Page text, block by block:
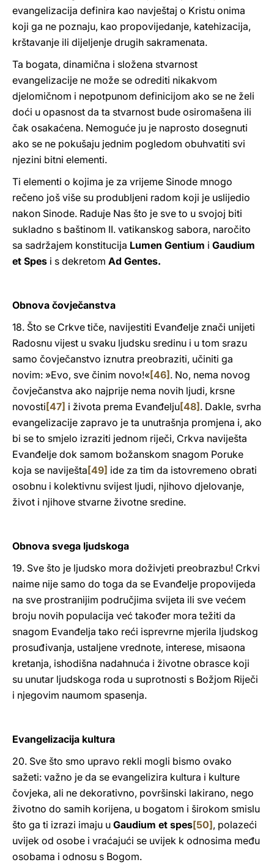
evangelizacija definira kao navještaj o Kristu onima
koji ga ne poznaju, kao propovijedanje, katehizacija,
krštavanje ili dijeljenje drugih sakramenata.
Ta bogata, dinamična i složena stvarnost
evangelizacije ne može se odrediti nikakvom
djelomičnom i nepotpunom definicijom ako se ne želi
doći u opasnost da ta stvarnost bude osiromašena ili
čak osakaćena. Nemoguće ju je naprosto dosegnuti
ako se ne pokušaju jednim pogledom obuhvatiti svi
njezini bitni elementi.
Ti elementi o kojima je za vrijeme Sinode mnogo
rečeno još više su produbljeni radom koji je uslijedio
nakon Sinode. Raduje Nas što je sve to u svojoj biti
sukladno s baštinom II. vatikanskog sabora, naročito
sa sadržajem konstitucija Lumen Gentium i Gaudium
et Spes i s dekretom Ad Gentes.
Obnova čovječanstva
18. Što se Crkve tiče, navijestiti Evanđelje znači unijeti
Radosnu vijest u svaku ljudsku sredinu i u tom srazu
samo čovječanstvo iznutra preobraziti, učiniti ga
novim: »Evo, sve činim novo!«[46] . No, nema novog
čovječanstva ako najprije nema novih ljudi, krsne
novosti [47] i života prema Evanđelju[48] . Dakle, svrha
evangelizacije zapravo je ta unutrašnja promjena i, ako
bi se to smjelo izraziti jednom riječi, Crkva naviješta
Evanđelje dok samom božanskom snagom Poruke
koja se naviješta [49] ide za tim da istovremeno obrati
osobnu i kolektivnu svijest ljudi, njihovo djelovanje,
život i njihove stvarne životne sredine.
Obnova svega ljudskoga
19. Sve što je ljudsko mora doživjeti preobrazbu! Crkvi
naime nije samo do toga da se Evanđelje propovijeda
na sve prostranijim područjima svijeta ili sve većem
broju novih populacija već također mora težiti da
snagom Evanđelja tako reći isprevrne mjerila ljudskog
prosuđivanja, ustaljene vrednote, interese, misaona
kretanja, ishodišna nadahnuća i životne obrasce koji
su unutar ljudskoga roda u suprotnosti s Božjom Riječi
i njegovim naumom spasenja.
Evangelizacija kultura
20. Sve što smo upravo rekli mogli bismo ovako
sažeti: važno je da se evangelizira kultura i kulture
čovjeka, ali ne dekorativno, površinski lakirano, nego
životno do samih korijena, u bogatom i širokom smislu
što ga ti izrazi imaju u Gaudium et spes[50], polazeći
uvijek od osobe i vraćajući se uvijek k odnosima među
osobama i odnosu s Bogom.